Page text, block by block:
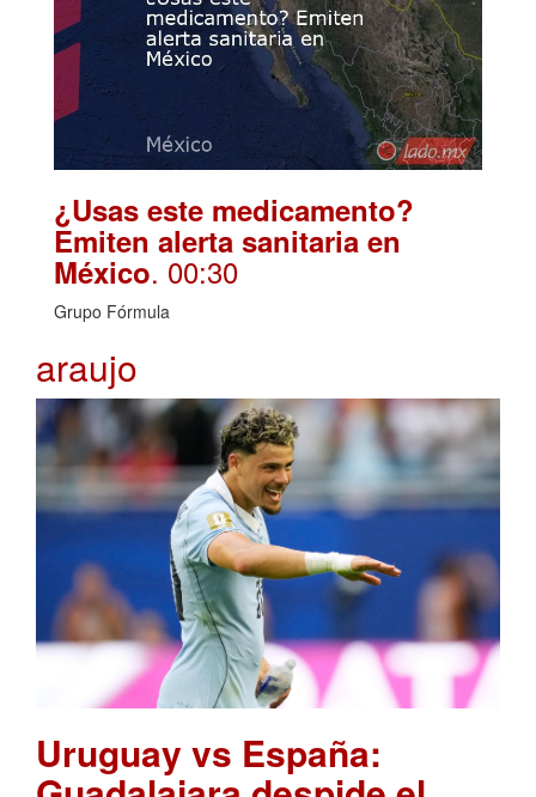
¿Usas este medicamento?
Emiten alerta sanitaria en
México. 00:30
Grupo Fórmula
araujo
Uruguay vs España: